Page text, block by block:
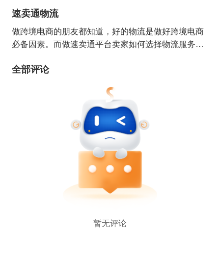
速卖通物流
做跨境电商的朋友都知道，好的物流是做好跨境电商
必备因素。而做速卖通平台卖家如何选择物流服务
给大家分享有关速卖通物流干货知识，助力速卖通卖
全部评论
暂无评论